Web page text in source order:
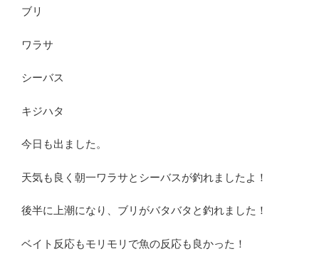
ブリ
ワラサ
シーバス
キジハタ
今日も出ました。
天気も良く朝一ワラサとシーバスが釣れましたよ！
後半に上潮になり、ブリがバタバタと釣れました！
ベイト反応もモリモリで魚の反応も良かった！